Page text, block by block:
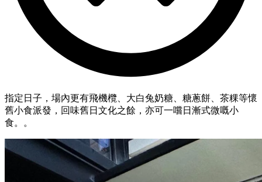
指定日子，場內更有飛機欖、大白兔奶糖、糖蔥餅、茶粿等懷
舊小食派發，回味舊日文化之餘，亦可一嚐日漸式微嘅小
食。。